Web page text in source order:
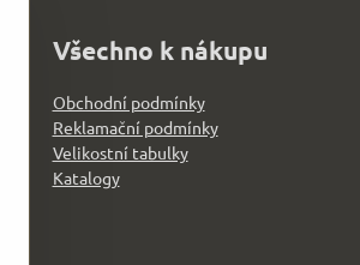
Všechno k nákupu
Obchodní podmínky
Reklamační podmínky
Velikostní tabulky
Katalogy